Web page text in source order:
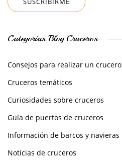
Categorías Blog Cruceros
Consejos para realizar un crucero
Cruceros temáticos
Curiosidades sobre cruceros
Guía de puertos de cruceros
Información de barcos y navieras
Noticias de cruceros